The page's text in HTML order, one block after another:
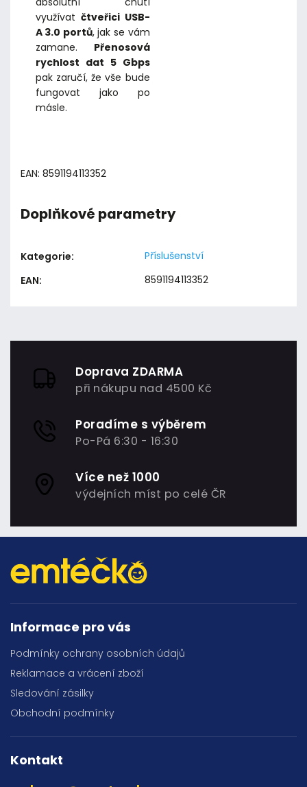
využívat čtveřici USB-
A 3.0 portů, jak se vám
zamane. Přenosová
rychlost dat 5 Gbps
pak zaručí, že vše bude
fungovat jako po
másle.
EAN: 8591194113352
Doplňkové parametry
Kategorie:
Příslušenství
EAN: 8591194113352
Doprava ZDARMA
při nákupu nad 4500 Kč
Poradíme s výběrem
Po-Pá 6:30 - 16:30
Více než 1000
výdejních míst po celé ČR
Informace pro vás
Podmínky ochrany osobních údajů
Reklamace a vrácení zboží
Sledování zásilky
Obchodní podmínky
Kontakt